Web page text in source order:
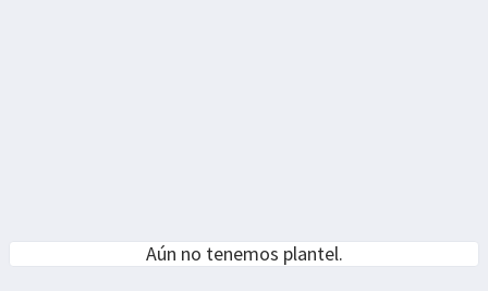
Aún no tenemos plantel.